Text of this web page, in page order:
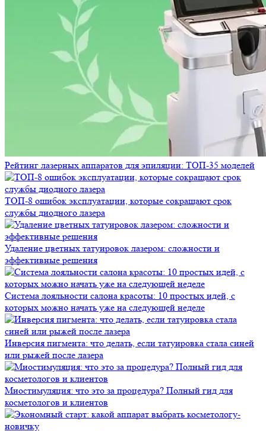
Рейтинг лазерных аппаратов для эпиляции: ТОП-35 моделей
ТОП-8 ошибок эксплуатации, которые сокращают срок
службы диодного лазера
Удаление цветных татуировок лазером: сложности и
эффективные решения
Система лояльности салона красоты: 10 простых идей, с
которых можно начать уже на следующей неделе
Инверсия пигмента: что делать, если татуировка стала синей
или рыжей после лазера
Миостимуляция: что это за процедура? Полный гид для
косметологов и клиентов